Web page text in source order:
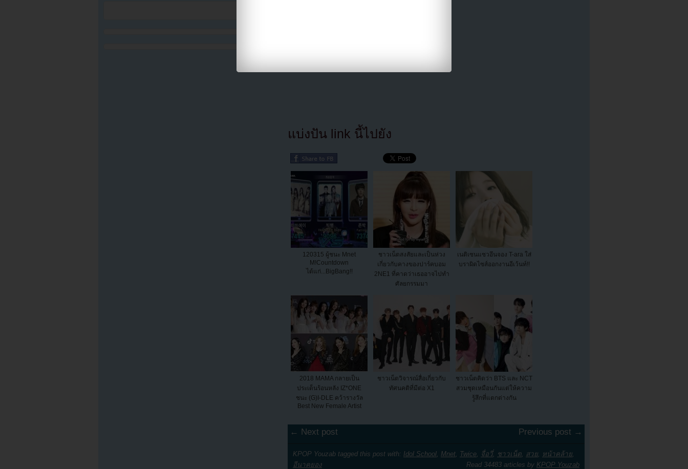
แบ่งปัน link นี้ไปยัง
120315 ผู้ชนะ Mnet
M!Countdown
ได้แก่...BigBang!!
ชาวเน็ตสงสัยและเป็นห่วง
เกี่ยวกับคางของปาร์คบอม
2NE1 ที่คาดว่าเธออาจไปทำ
ศัลยกรรมมา
เนติเซนแซวอึนจอง T-ara ใส่
บราผิดไซส์ออกงานอีเว้นท์!!
2018 MAMA กลายเป็น
ประเด็นร้อนหลัง IZ*ONE
ชนะ (G)I-DLE คว้ารางวัล
Best New Female Artist
ชาวเน็ตวิจารณ์สื่อเกี่ยวกับ
ทัศนคติที่มีต่อ X1
ชาวเน็ตคิดว่า BTS และ NCT
สวมชุดเหมือนกันแต่ให้ความ
รู้สึกที่แตกต่างกัน
← Next post Previous post →
KPOP Youzab tagged this post with: Idol School Mnet Twice จื่อวี่, ชาวเน็ต สวย หน้าคล้าย
อีนาคยอง
Read 34483 articles by KPOP Youzab